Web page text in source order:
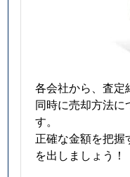
各会社から、査定
同時に売却方法に
す。
正確な金額を把握
を出しましょう！